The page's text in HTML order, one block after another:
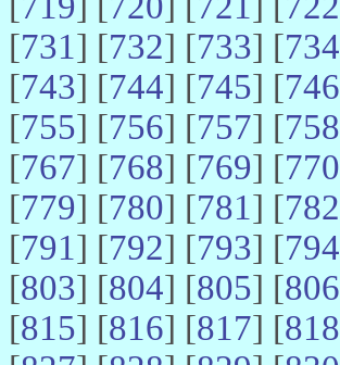
[731] [732] [733] [734
[743] [744] [745] [746
[755] [756] [757] [758
[767] [768] [769] [770
[779] [780] [781] [782
[791] [792] [793] [794
[803] [804] [805] [806
[815] [816] [817] [818